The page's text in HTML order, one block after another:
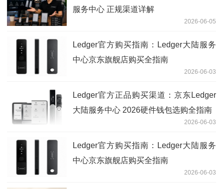
服务中心 正规渠道详解
2026-06-05
Ledger官方购买指南：Ledger大陆服务
中心京东旗舰店购买全指南
2026-06-03
Ledger官方正品购买渠道：京东Ledger
大陆服务中心 2026硬件钱包选购全指南
2026-06-03
Ledger官方购买指南：Ledger大陆服务
中心京东旗舰店购买全指南
2026-06-03